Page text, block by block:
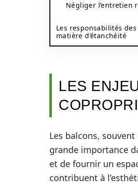
Négliger l’entretien
Les responsabilités
matière d’étanchéité
LES
Les balcons,
grande importance
et de fournir un
contribuent à